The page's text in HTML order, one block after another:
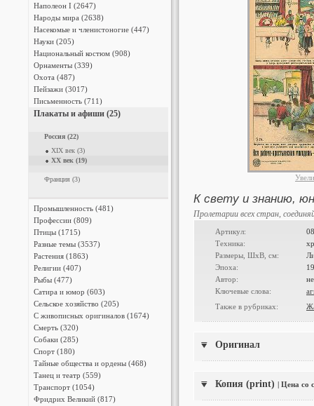
Наполеон I (2647)
Народы мира (2638)
Насекомые и членистоногие (447)
Науки (205)
Национальный костюм (908)
Орнаменты (339)
Охота (487)
Пейзажи (3017)
Письменность (711)
Плакаты и афиши (25)
Россия (22)
XIX век (3)
XX век (19)
Франция (3)
Промышленность (481)
Профессии (809)
Птицы (1715)
Разные темы (3537)
Растения (1863)
Религии (407)
Рыбы (477)
Сатира и юмор (603)
Сельское хозяйство (205)
С живописных оригиналов (1674)
Смерть (320)
Собаки (285)
Спорт (180)
Тайные общества и ордены (468)
Танец и театр (559)
Транспорт (1054)
Фридрих Великий (817)
К свету и знанию,
Пролетарии всех стран,
Артикул:
Техника:
Размеры, ШxВ, см:
Эпоха:
Автор:
Ключевые слова:
Также в рубриках:
Оригинал
Копия (print) | Цена со